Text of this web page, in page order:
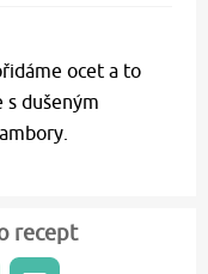
ocet a to
s dušeným
recept